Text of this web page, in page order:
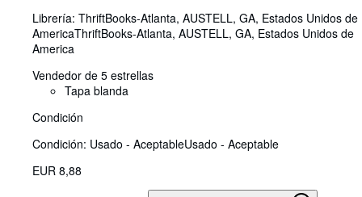
Librería: ThriftBooks-Atlanta, AUSTELL, GA, Estados Unidos de
AmericaThriftBooks-Atlanta, AUSTELL, GA, Estados Unidos de
America
Vendedor de 5 estrellas
Tapa blanda
Condición
Condición: Usado - AceptableUsado - Aceptable
EUR 8,88